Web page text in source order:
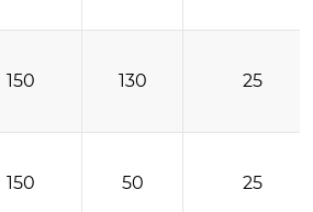
150 130 25
150 50 25